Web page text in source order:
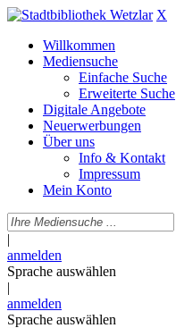
X
Willkommen
Mediensuche
Einfache Suche
Erweiterte Suche
Digitale Angebote
Neuerwerbungen
Über uns
Info & Kontakt
Impressum
Mein Konto
|
anmelden
Sprache auswählen
|
anmelden
Sprache auswählen